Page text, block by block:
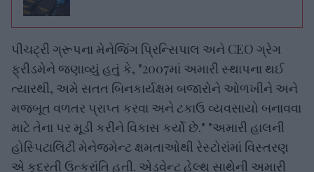
પીચટ્રી ગ્રૂપના મેનેજિંગ પ્રિન્સિપાલ અને CEO ગ્રેગ
ફ્રીડમેને જણાવ્યું હતું કે, "2007માં અમારી સ્થાપના થઈ
ત્યારથી, અમે સતત બિનકાર્યક્ષમ બજારોને ઓળખીને અને
મજબૂત વળતર પ્રાપ્ત કરવા અને ટકાઉ વ્યવસાયો બનાવવા
માટે તેના પર મૂડી કરીને વિકાસ કર્યો છે." "અમારી હાલની
હોસ્પિટાલિટી મેનેજમેન્ટ ક્ષમતાઓથી રેસ્ટોરાંમાં વિસ્તરણ
એ કુદરતી ઉત્ક્રાંતિ હતી. એડવેન્ટ હેલ્થ સાથેની અમારી